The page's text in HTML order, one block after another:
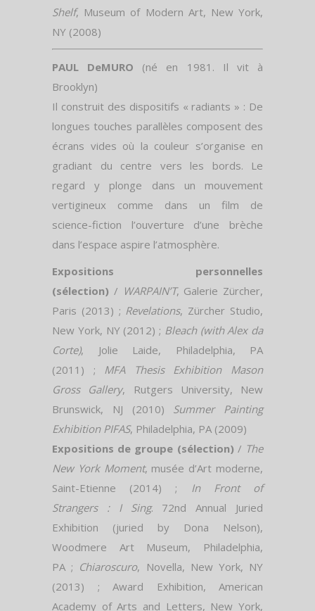
Shelf, Museum of Modern Art, New York,
NY (2008)
PAUL DeMURO (né en 1981. Il vit à
Brooklyn)
Il construit des dispositifs « radiants » : De
longues touches parallèles composent des
écrans vides où la couleur s’organise en
gradiant du centre vers les bords. Le
regard y plonge dans un mouvement
vertigineux comme dans un film de
science-fiction l’ouverture d’une brèche
dans l’espace aspire l’atmosphère.
Expositions personnelles
(sélection) / WARPAIN’T, Galerie Zürcher,
Paris (2013) ; Revelations, Zürcher Studio,
New York, NY (2012) ; Bleach (with Alex da
Corte), Jolie Laide, Philadelphia, PA
(2011) ; MFA Thesis Exhibition Mason
Gross Gallery, Rutgers University, New
Brunswick, NJ (2010) Summer Painting
Exhibition PIFAS, Philadelphia, PA (2009)
Expositions de groupe (sélection) / The
New York Moment, musée d’Art moderne,
Saint-Etienne (2014) ; In Front of
Strangers : I Sing. 72nd Annual Juried
Exhibition (juried by Dona Nelson),
Woodmere Art Museum, Philadelphia,
PA ; Chiaroscuro, Novella, New York, NY
(2013) ; Award Exhibition, American
Academy of Arts and Letters, New York,